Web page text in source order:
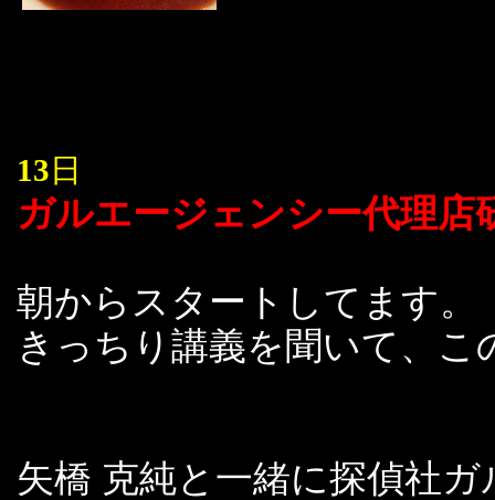
13 日
ガルエージェンシー代理店
朝からスタートしてます。
きっちり講義を聞いて、
矢橋 克純と一緒に探偵社